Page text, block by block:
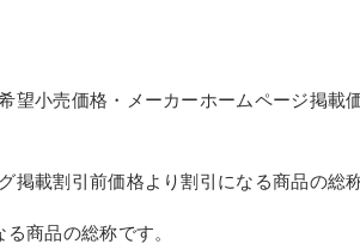
望小売価格・メーカーホームページ掲載
掲載割引前価格より割引になる商品の総称
商品の総称です。